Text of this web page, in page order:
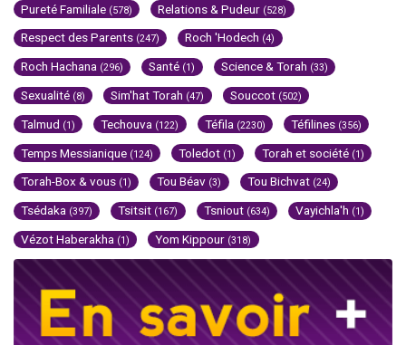
Pureté Familiale (578) Relations & Pudeur (528)
Respect des Parents (247) Roch 'Hodech (4)
Roch Hachana (296) Santé (1) Science & Torah (33)
Sexualité (8) Sim'hat Torah (47) Souccot (502)
Talmud (1) Techouva (122) Téfila (2230) Téfilines (356)
Temps Messianique (124) Toledot (1) Torah et société (1)
Torah-Box & vous (1) Tou Béav (3) Tou Bichvat (24)
Tsédaka (397) Tsitsit (167) Tsniout (634) Vayichla'h (1)
Vézot Haberakha (1) Yom Kippour (318)